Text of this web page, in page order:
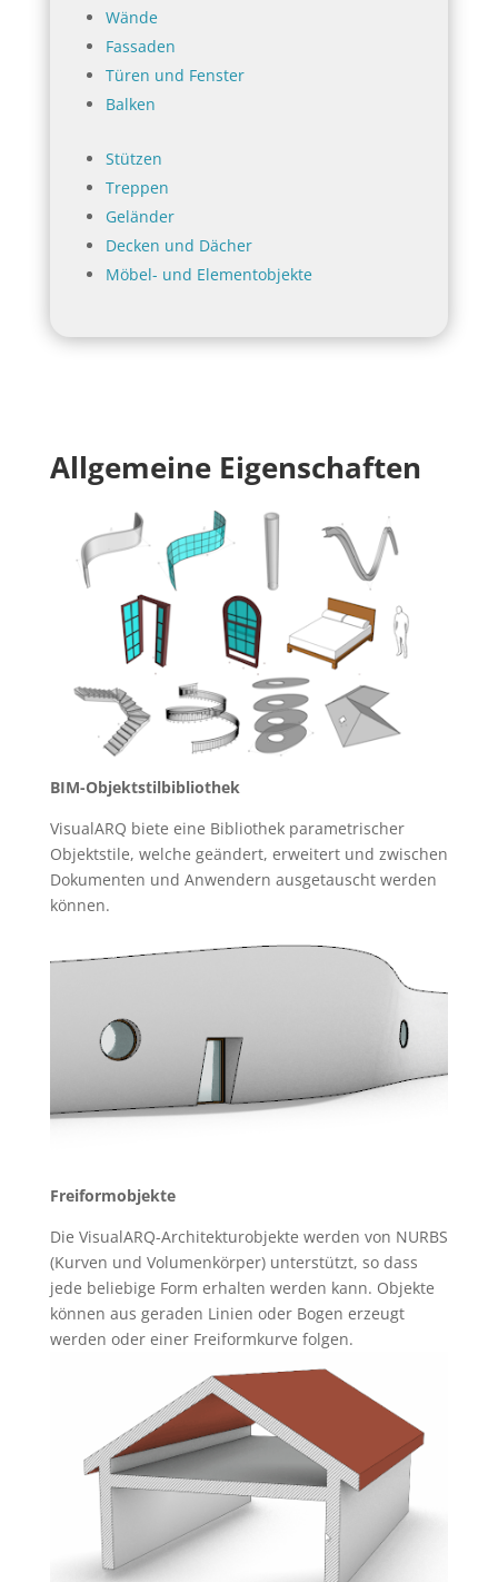
Wände
Fassaden
Türen und Fenster
Balken
Stützen
Treppen
Geländer
Decken und Dächer
Möbel- und Elementobjekte
Allgemeine Eigenschaften
BIM-Objektstilbibliothek
VisualARQ biete eine Bibliothek parametrischer
Objektstile, welche geändert, erweitert und zwischen
Dokumenten und Anwendern ausgetauscht werden
können.
Freiformobjekte
Die VisualARQ-Architekturobjekte werden von NURBS
(Kurven und Volumenkörper) unterstützt, so dass
jede beliebige Form erhalten werden kann. Objekte
können aus geraden Linien oder Bogen erzeugt
werden oder einer Freiformkurve folgen.